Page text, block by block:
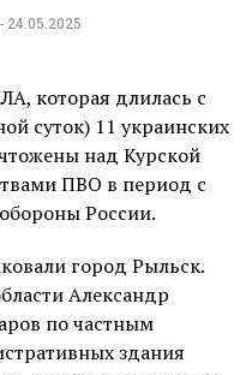
- 24.05.2025
которая длилась с
суток) 11 украинских
над Курской
ПВО в период с
России.
город Рыльск.
Александр
по частным
здания